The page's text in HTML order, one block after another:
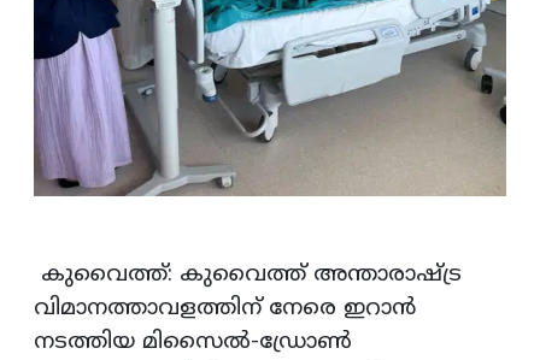
കുവൈത്ത്: കുവൈത്ത് അന്താരാഷ്ട്ര
വിമാനത്താവളത്തിന് നേരെ ഇറാന്‍
നടത്തിയ മിസൈല്‍-ഡ്രോണ്‍